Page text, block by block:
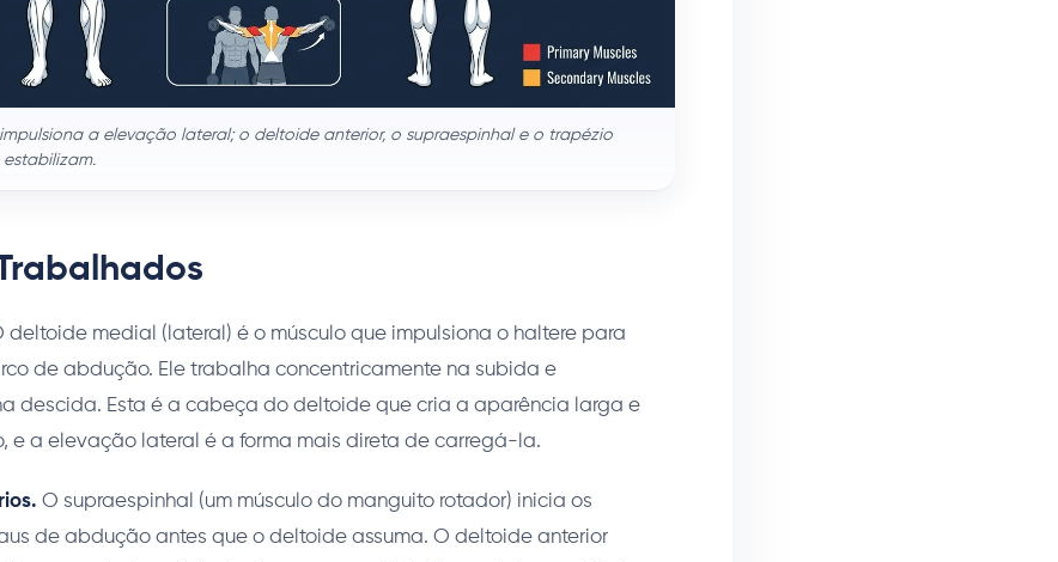
a elevação lateral; o deltoide anterior, o supraespinhal e o trapézio
estabilizam.
deltoide medial (lateral) é o músculo que impulsiona o haltere para
de abdução. Ele trabalha concentricamente na subida e
descida. Esta é a cabeça do deltoide que cria a aparência larga e
e a elevação lateral é a forma mais direta de carregá-la.
O supraespinhal (um músculo do manguito rotador) inicia os
de abdução antes que o deltoide assuma. O deltoide anterior